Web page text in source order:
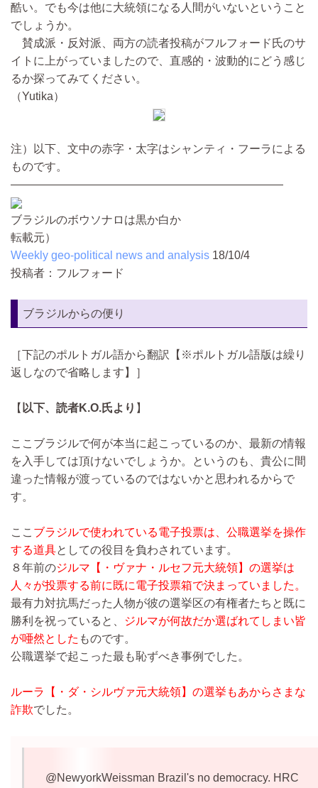
酷い。でも今は他に大統領になる人間がいないということ
でしょうか。
賛成派・反対派、両方の読者投稿がフルフォード氏のサ
イトに上がっていましたので、直感的・波動的にどう感じ
るか探ってみてください。
（Yutika）
注）以下、文中の赤字・太字はシャンティ・フーラによる
ものです。
————————————————————————
ブラジルのボウソナロは黒か白か
転載元）
Weekly geo-political news and analysis 18/10/4
投稿者：フルフォード
ブラジルからの便り
［下記のポルトガル語から翻訳【※ポルトガル語版は繰り
返しなので省略します】］
【 以下、読者K.O.氏より 】
ここブラジルで何が本当に起こっているのか、最新の情報
を入手しては頂けないでしょうか。というのも、貴公に間
違った情報が渡っているのではないかと思われるからで
す。
ここ ブラジルで使われている電子投票は、公職選挙を操作
する道具としての役目を負わされています。
８年前のジルマ【・ヴァナ・ルセフ元大統領】の選挙は
人々が投票する前に既に電子投票箱で決まっていました。
最有力対抗馬だった人物が彼の選挙区の有権者たちと既に
勝利を祝っていると、
ジルマが何故だか選ばれてしまい皆
が唖然とした ものです。
公職選挙で起こった最も恥ずべき事例でした。
ルーラ【・ダ・シルヴァ元大統領】の選挙もあからさまな
詐欺でした。
@NewyorkWeissman Brazil's no democracy. HRC